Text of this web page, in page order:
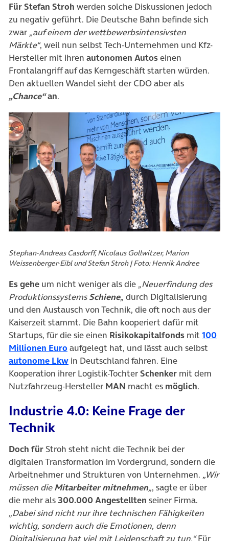
Für Stefan Stroh werden solche Diskussionen jedoch
zu negativ geführt. Die Deutsche Bahn befinde sich
zwar „auf einem der wettbewerbsintensivsten
Märkte“, weil nun selbst Tech-Unternehmen und Kfz-
Hersteller mit ihren autonomen Autoseinen
Frontalangriff auf das Kerngeschäft starten würden.
Den aktuellen Wandel sieht der CDO aber als
„Chance“an.
Stephan-Andreas Casdorff, Nicolaus Gollwitzer, Marion
Weissenberger-Eibl und Stefan Stroh | Foto: Henrik Andree
Es gehe um nicht weniger als die „Neuerfindung des
ProduktionssystemsSchiene„ durch Digitalisierung
und den Austausch von Technik, die oft noch aus der
Kaiserzeit stammt. Die Bahn kooperiert dafür mit
Startups, für die sie einen Risikokapitalfonds mit 100
Millionen Euro (öffnet in neuem Tab)
aufgelegt hat, und lässt auch selbst
autonome Lkw(öffnet in neuem Tab)
in Deutschland fahren. Eine
Kooperation ihrer Logistik-TochterSchenker mit dem
Nutzfahrzeug-Hersteller MAN macht es möglich.
Industrie 4.0: Keine Frage der
Technik
Doch für Stroh steht nicht die Technik bei der
digitalen Transformation im Vordergrund, sondern die
Arbeitnehmer und Strukturen von Unternehmen. „Wir
müssen dieMitarbeiter mitnehmen„, sagte er über
die mehr als 300.000 Angestellten seiner Firma.
„Dabei sind nicht nur ihre technischen Fähigkeiten
wichtig, sondern auch die Emotionen, denn